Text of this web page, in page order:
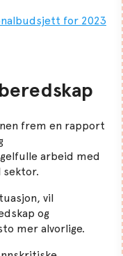
for 2023
frem en rapport
arbeid med
sektor.
vil
og
mer alvorlige.